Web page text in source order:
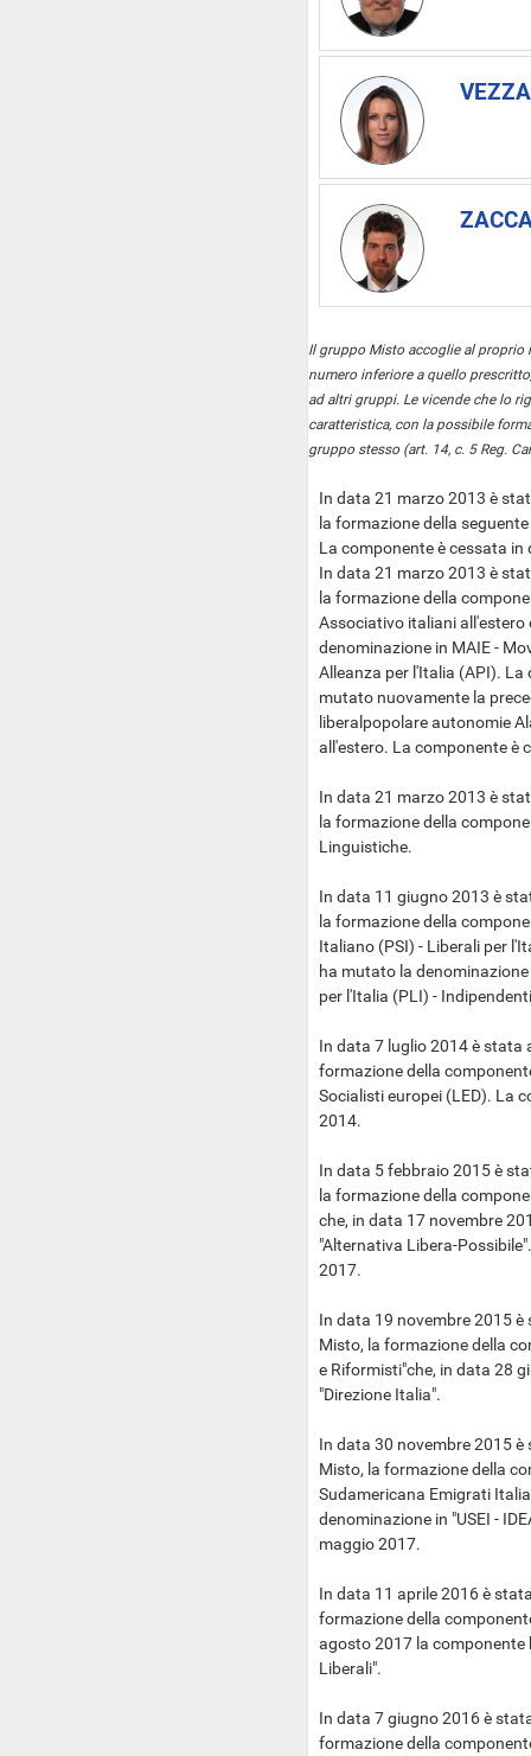
Il gruppo Misto accoglie al proprio
numero inferiore a quello
ad altri gruppi. Le vicende che lo
caratteristica, con la possibile
gruppo stesso (art. 14, c. 5 Reg.
In data 21 marzo 2013 è
la formazione della
La componente è cessata
In data 21 marzo 2013 è
la formazione della
Associativo italiani
denominazione in MAIE -
Alleanza per l'Italia (API).
mutato nuovamente la
liberalpopolare autonomie
all'estero. La componente è
In data 21 marzo 2013 è
la formazione della
Linguistiche.
In data 11 giugno 2013 è
la formazione della
Italiano (PSI) - Liberali per
ha mutato la
per l'Italia (PLI) -
In data 7 luglio 2014 è stata
formazione della
Socialisti europei (LED). La
2014.
In data 5 febbraio 2015 è
la formazione della
che, in data 17 novembre
"Alternativa Libera-
2017.
In data 19 novembre 2015
Misto, la formazione della
e Riformisti"che, in data 28
"Direzione Italia".
In data 30 novembre 2015
Misto, la formazione della
Sudamericana Emigrati
denominazione in "USEI -
maggio 2017.
In data 11 aprile 2016 è
formazione della
agosto 2017 la componente
Liberali".
In data 7 giugno 2016 è
formazione della